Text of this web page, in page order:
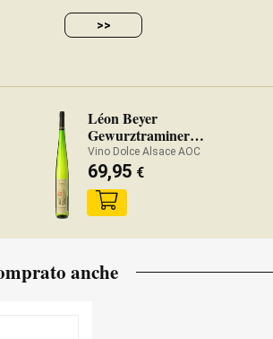
>>
Léon Beyer
Gewurztraminer
Vendanges Tardives 2017
Vino Dolce Alsace AOC
69,95 €
anche